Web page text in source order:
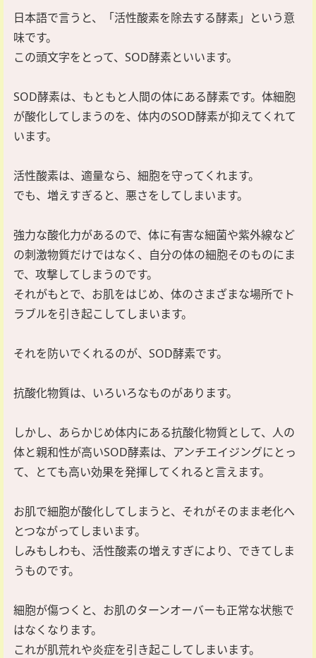
日本語で言うと、「活性酸素を除去する酵素」という意
味です。
この頭文字をとって、SOD酵素といいます。
SOD酵素は、もともと人間の体にある酵素です。体細胞
が酸化してしまうのを、体内のSOD酵素が抑えてくれて
います。
活性酸素は、適量なら、細胞を守ってくれます。
でも、増えすぎると、悪さをしてしまいます。
強力な酸化力があるので、体に有害な細菌や紫外線など
の刺激物質だけではなく、自分の体の細胞そのものにま
で、攻撃してしまうのです。
それがもとで、お肌をはじめ、体のさまざまな場所でト
ラブルを引き起こしてしまいます。
それを防いでくれるのが、SOD酵素です。
抗酸化物質は、いろいろなものがあります。
しかし、あらかじめ体内にある抗酸化物質として、人の
体と親和性が高いSOD酵素は、アンチエイジングにとっ
て、とても高い効果を発揮してくれると言えます。
お肌で細胞が酸化してしまうと、それがそのまま老化へ
とつながってしまいます。
しみもしわも、活性酸素の増えすぎにより、できてしま
うものです。
細胞が傷つくと、お肌のターンオーバーも正常な状態で
はなくなります。
これが肌荒れや炎症を引き起こしてしまいます。